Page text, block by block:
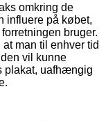
omkring de
influere på købet,
bruger.
man til enhver tid
vil kunne
plakat, uafhængig